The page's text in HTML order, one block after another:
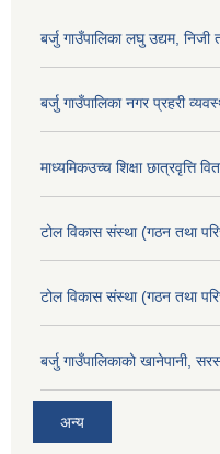
बर्जु गाउँपालिका लघु उद्यम, निजी
बर्जु गाउँपालिका नगर प्रहरी
माध्यमिकउच्च शिक्षा छात्रवृत्ति
टोल विकास संस्था (गठन तथा
टोल विकास संस्था (गठन तथा
बर्जु गाउँपालिकाको खानेपानी,
अन्य